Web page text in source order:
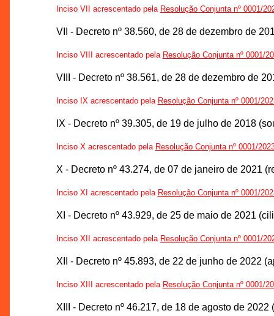
Inciso VII acrescentado pela Resolução Conjunta nº 0001/
VII - Decreto nº 38.560, de 28 de dezembro de
Inciso VIII acrescentado pela Resolução Conjunta nº 0001/
VIII - Decreto nº 38.561, de 28 de dezembro de
Inciso IX acrescentado pela Resolução Conjunta nº 0001/
IX - Decreto nº 39.305, de 19 de julho de 2018
Inciso X acrescentado pela Resolução Conjunta nº 0001/
X - Decreto nº 43.274, de 07 de janeiro de 2021
Inciso XI acrescentado pela Resolução Conjunta nº 0001/
XI - Decreto nº 43.929, de 25 de maio de 2021
Inciso XII acrescentado pela Resolução Conjunta nº 0001/
XII - Decreto nº 45.893, de 22 de junho de 2022
Inciso XIII acrescentado pela Resolução Conjunta nº 0001/
XIII - Decreto nº 46.217, de 18 de agosto de 2022